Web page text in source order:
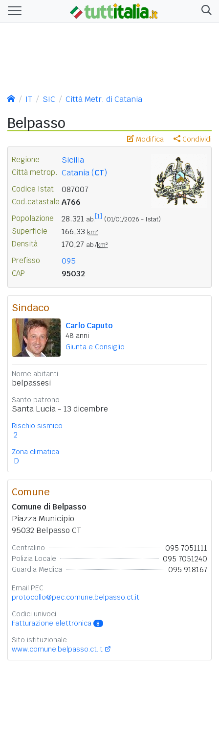
IT SIC Città Metr. di Catania
Belpasso
Modifica Condividi
Regione Sicilia
Città metrop. Catania (CT)
Codice Istat 087007
Cod.catastale A766
Popolazione 28.321 ab. [1] (01/01/2026 - Istat)
Superficie 166,33 km²
Densità 170,27 ab./km²
Prefisso 095
CAP 95032
Sindaco
Carlo Caputo
48 anni
Giunta e Consiglio
Nome abitanti
belpassesi
Santo patrono
Santa Lucia - 13 dicembre
Rischio sismico
2
Zona climatica
D
Comune
Comune di Belpasso
Piazza Municipio
95032 Belpasso CT
Centralino 095 7051111
Polizia Locale 095 7051240
Guardia Medica 095 918167
Email PEC
protocollo@pec.comune.belpasso.ct.it
Codici univoci
Fatturazione elettronica
8
Sito istituzionale
www.comune.belpasso.ct.it